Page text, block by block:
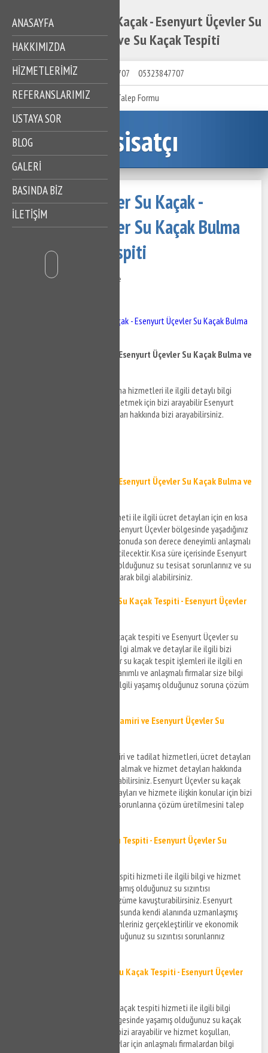
Esenyurt Üçevler Su Kaçak - Esenyurt Üçevler Su
Kaçak Bulma ve Su Kaçak Tespiti
ANASAYFA
HAKKIMIZDA
HIZMETLERIMIZ
REFERANSLARIMIZ
USTAYA SOR
BLOG
GALERİ
BASINDA BİZ
İLETİŞİM
05323847707 05323847707
Talep Formu
Tesisatçı
Esenyurt Üçevler Su Kaçak -
Esenyurt Üçevler Su Kaçak Bulma
ve Su Kaçak Tespiti
26 Kasım 2020 589 Görüntüleme
Esenyurt Üçevler Su Kaçak - Esenyurt Üçevler Su Kaçak Bulma
Esenyurt Üçevler Su Kaçak - Esenyurt Üçevler Su Kaçak Bulma ve
Esenyurt Üçevler su kaçak bulma hizmetleri ile ilgili detaylı bilgi
almak ve destek taleplerinizi iletmek için bizi arayabilir Esenyurt
Üçevler su kaçak tespiti detayları hakkında bizi arayabilirsiniz.
Esenyurt Üçevler Su Kaçak - Esenyurt Üçevler Su Kaçak Bulma ve
Esenyurt Üçevler su kaçak hizmeti ile ilgili ücret detayları için en kısa
sürede size bilgi verilecek ve Esenyurt Üçevler bölgesinde yaşadığınız
su kaçağı sorunlarınıza teknik konuda son derece deneyimli anlaşmalı
firmalar aracılığı ile çözüm üretilecektir. Kısa süre içerisinde Esenyurt
Üçevler ve çevresinde yaşamış olduğunuz su tesisat sorunlarınız ve su
kaçak sorunlarınız için bizi arayarak bilgi alabilirsiniz.
Esenyurt Üçevler Kırmadan Su Kaçak Tespiti - Esenyurt Üçevler
Esenyurt Üçevler kırmadan su kaçak tespiti ve Esenyurt Üçevler su
kaçak bulma hizmeti ile ilgili bilgi almak ve detaylar ile ilgili bizi
arayabilirsiniz. Esenyurt Üçevler su kaçak tespit işlemleri ile ilgili en
kısa sürede teknik konuda donanımlı ve anlaşmalı firmalar size bilgi
verecek ve su kaçak tespiti ile ilgili yaşamış olduğunuz soruna çözüm
Esenyurt Üçevler Su Kaçak Tamiri ve Esenyurt Üçevler Su
Esenyurt Üçevler su kaçak tamiri ve tadilat hizmetleri, ücret detayları
ve sürecin gelişimi ile ilgili bilgi almak ve hizmet detayları hakkında
bilgi sahibi olmak için bizi arayabilirsiniz. Esenyurt Üçevler su kaçak
tespit ve tamir hizmetinin detayları ve hizmete ilişkin konular için bizi
arayabilir yaşadığınız su kaçak sorunlarına çözüm üretilmesini talep
Esenyurt Üçevler Su Sızıntısı Tespiti - Esenyurt Üçevler Su
Esenyurt Üçevler su sızıntısı tespiti hizmeti ile ilgili bilgi ve hizmet
almak için bizi arayabilir ve yaşamış olduğunuz su sızıntısı
probleminizi en kısa sürede çözüme kavuşturabilirsiniz. Esenyurt
Üçevler su sızıntısı bulma konusunda kendi alanında uzmanlaşmış
firmalar aracılığı ile tespit işlemleriniz gerçekleştirilir ve ekonomik
çözüm önerileri ile yaşamış olduğunuz su sızıntısı sorunlarınız
Esenyurt Üçevler Noktasal Su Kaçak Tespiti - Esenyurt Üçevler
Esenyurt Üçevler noktasal su kaçak tespiti hizmeti ile ilgili bilgi
almak ve Esenyurt Üçevler bölgesinde yaşamış olduğunuz su kaçak
sorunları ile ilgili detaylar için bizi arayabilir ve hizmet koşulları,
ücretlendirme vesair gibi detaylar için anlaşmalı firmalardan bilgi